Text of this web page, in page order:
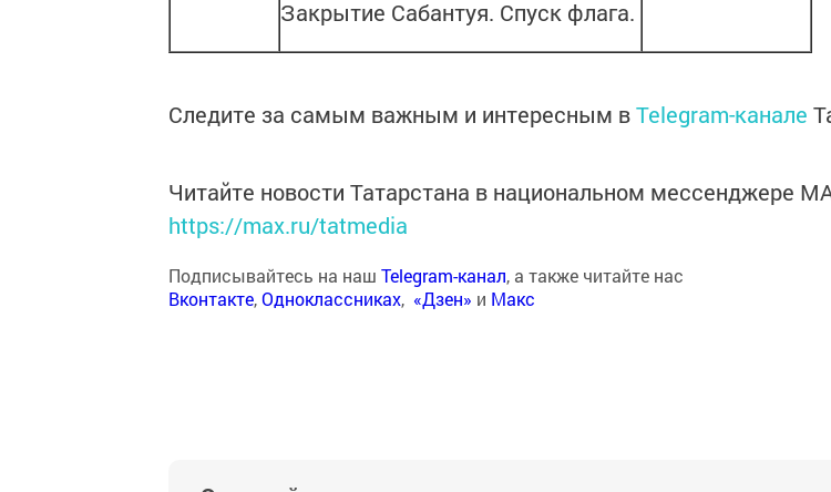
Закрытие Сабантуя. Спуск флага.
Следите за самым важным и интересным вTelegram-канале
Читайте новости Татарстана в национальном мессенджере
https://max.ru/tatmedia
Подписывайтесь на наш Telegram-канал, а также читайте нас
Вконтакте,Одноклассниках, «Дзен» и Макс